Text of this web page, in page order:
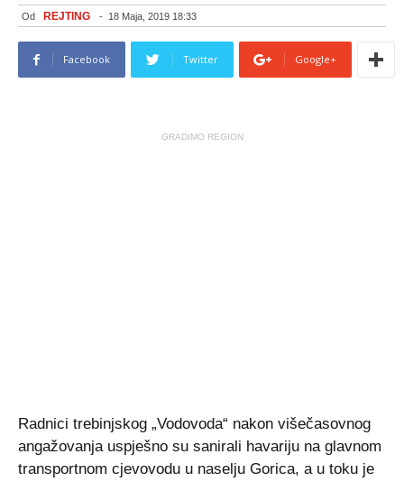
Od REJTING - 18 Maja, 2019 18:33
Facebook Twitter Google+
GRADIMO REGION
Radnici trebinjskog „Vodovoda“ nakon višečasovnog
angažovanja uspješno su sanirali havariju na glavnom
transportnom cjevovodu u naselju Gorica, a u toku je